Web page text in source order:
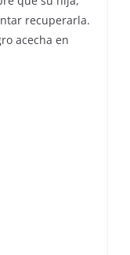
recuperarla.
acecha en